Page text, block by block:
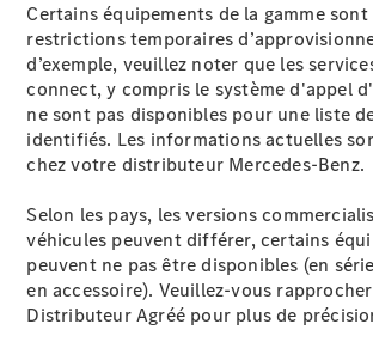
Trouvez un
véhicule
neuf en
stock
Trouvez un
véhicule
d’occasion
Certains équipements de la gamme sont
restrictions temporaires
d’exemple, veuillez noter que les
connect, y compris le système d'appel
ne sont pas disponibles pour une liste
identifiés. Les informations actuelles
chez votre distributeur Mercedes-Benz.
Selon les pays, les versions
véhicules peuvent différer, certains
peuvent ne pas être disponibles (en
en accessoire). Veuillez-vous
Distributeur Agréé pour plus de